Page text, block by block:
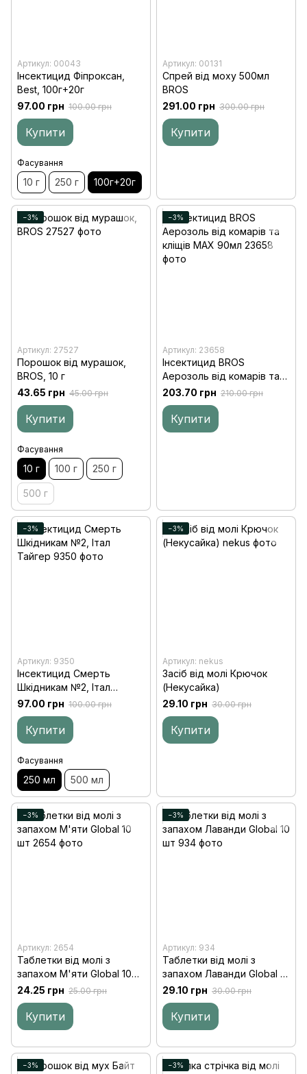
Артикул: 00043
Інсектицид Фіпроксан,
Best, 100г+20г
97.00 грн 100.00 грн
Купити
Фасування
10 г 250 г 100г+20г
Артикул: 00131
Спрей від моху 500мл
BROS
291.00 грн 300.00 грн
Купити
−3%
Артикул: 27527
Порошок від мурашок,
BROS, 10 г
43.65 грн 45.00 грн
Купити
Фасування
10 г 100 г 250 г
500 г
−3%
Артикул: 23658
Інсектицид BROS
Аерозоль від комарів та
кліщів MAX 90мл
203.70 грн 210.00 грн
Купити
−3%
Артикул: 9350
Інсектицид Смерть
Шкідникам №2, Італ
Тайгер, 250 мл
97.00 грн 100.00 грн
Купити
Фасування
250 мл 500 мл
−3%
Артикул: nekus
Засіб від молі Крючок
(Некусайка)
29.10 грн 30.00 грн
Купити
−3%
Артикул: 2654
Таблетки від молі з
запахом М'яти Global 10
шт
24.25 грн 25.00 грн
Купити
−3%
Артикул: 934
Таблетки від молі з
запахом Лаванди Global 10
шт
29.10 грн 30.00 грн
Купити
−3% −3%